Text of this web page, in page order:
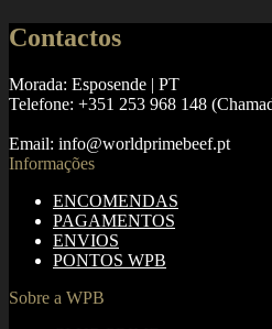
Contactos
Morada: Esposende | PT
Telefone: +351 253 968 148
Email: info@worldprimebeef.pt
Informações
ENCOMENDAS
PAGAMENTOS
ENVIOS
PONTOS WPB
Sobre a WPB